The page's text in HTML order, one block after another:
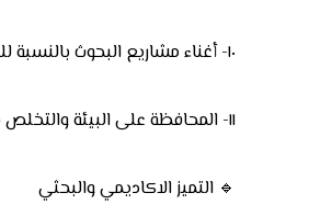
١٠- أغناء مشاريع البحوث بالنسبة للمرحلة المنتهية وتنمية روح البحث والاستنتاج والمنافسة في المؤتمرات السنوية.
١١- المحافظة على البيئة والتخلص من النفايات بوسائل التقنات الاحيائية والبحث عن بدائل مصادر الطاقة.
🔹 التميز الاكاديمي والبحثي